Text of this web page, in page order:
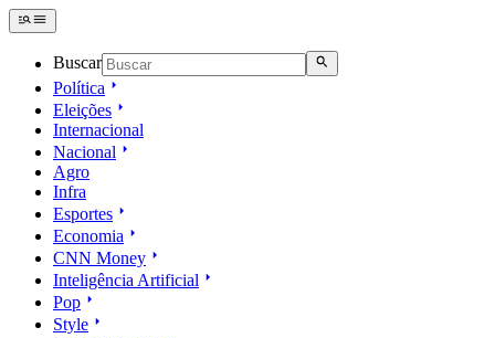
Buscar
Política
Eleições
Internacional
Nacional
Agro
Infra
Esportes
Economia
CNN Money
Inteligência Artificial
Pop
Style